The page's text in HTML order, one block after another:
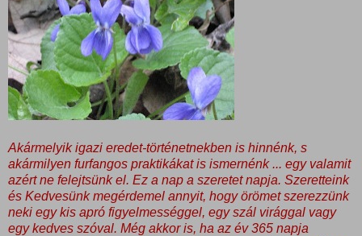
Akármelyik igazi eredet-történetnekben is hinnénk, s
akármilyen furfangos praktikákat is ismernénk ... egy valamit
azért ne felejtsünk el. Ez a nap a szeretet napja. Szeretteink
és Kedvesünk megérdemel annyit, hogy örömet szerezzünk
neki egy kis apró figyelmességgel, egy szál virággal vagy
egy kedves szóval. Még akkor is, ha az év 365 napja